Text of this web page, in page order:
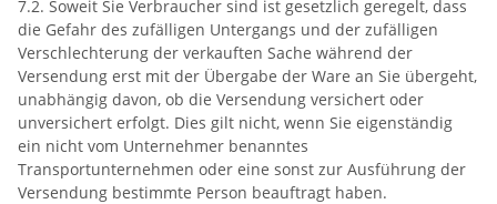
7.2. Soweit Sie Verbraucher sind ist gesetzlich geregelt, dass
die Gefahr des zufälligen Untergangs und der zufälligen
Verschlechterung der verkauften Sache während der
Versendung erst mit der Übergabe der Ware an Sie übergeht,
unabhängig davon, ob die Versendung versichert oder
unversichert erfolgt. Dies gilt nicht, wenn Sie eigenständig
ein nicht vom Unternehmer benanntes
Transportunternehmen oder eine sonst zur Ausführung der
Versendung bestimmte Person beauftragt haben.